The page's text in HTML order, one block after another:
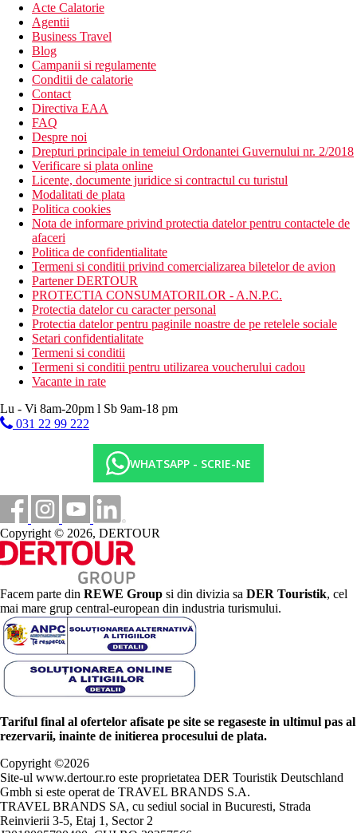
Acte Calatorie
Agentii
Business Travel
Blog
Campanii si regulamente
Conditii de calatorie
Contact
Directiva EAA
FAQ
Despre noi
Drepturi principale in temeiul Ordonantei Guvernului nr. 2/2018
Verificare si plata online
Licente, documente juridice si contractul cu turistul
Modalitati de plata
Politica cookies
Nota de informare privind protectia datelor pentru contactele de
afaceri
Politica de confidentialitate
Termeni si conditii privind comercializarea biletelor de avion
Partener DERTOUR
PROTECTIA CONSUMATORILOR - A.N.P.C.
Protectia datelor cu caracter personal
Protectia datelor pentru paginile noastre de pe retelele sociale
Setari confidentialitate
Termeni si conditii
Termeni si conditii pentru utilizarea voucherului cadou
Vacante in rate
Lu - Vi 8am-20pm l Sb 9am-18 pm
031 22 99 222
WHATSAPP - SCRIE-NE
Copyright © 2026, DERTOUR
Facem parte din REWE Group si din divizia sa DER Touristik, cel
mai mare grup central-european din industria turismului.
Tariful final al ofertelor afisate pe site se regaseste in ultimul pas al
rezervarii, inainte de initierea procesului de plata.
Copyright ©2026
Site-ul www.dertour.ro este proprietatea DER Touristik Deutschland
Gmbh si este operat de TRAVEL BRANDS S.A.
TRAVEL BRANDS SA, cu sediul social in Bucuresti, Strada
Reinvierii 3-5, Etaj 1, Sector 2